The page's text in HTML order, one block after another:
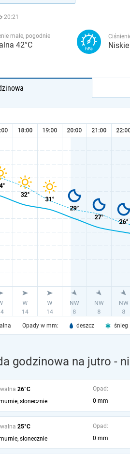
20:21
małe, pogodnie
42°C Niskie
Opady w mm: deszcz śnieg
godzinowa na jutro -
26°C
słonecznie
Opad:
0 mm
25°C
słonecznie
Opad:
0 mm